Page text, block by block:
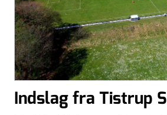
Indslag fra Tistrup